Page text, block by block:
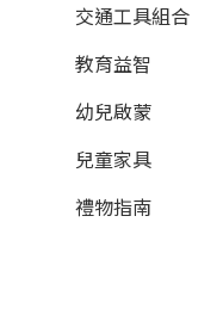
交通工具組合
教育益智
幼兒啟蒙
兒童家具
禮物指南